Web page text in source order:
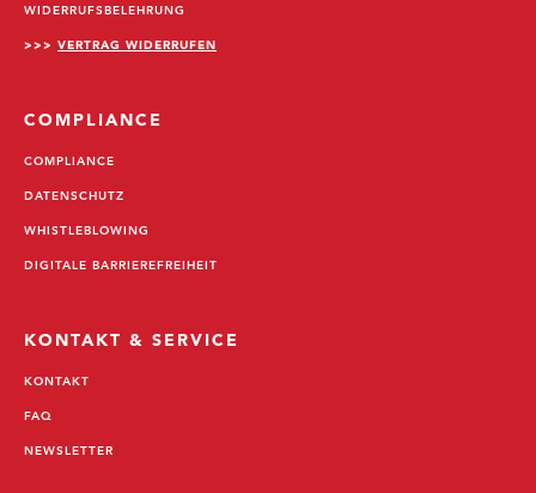
WIDERRUFSBELEHRUNG
>>> VERTRAG WIDERRUFEN
COMPLIANCE
COMPLIANCE
DATENSCHUTZ
WHISTLEBLOWING
DIGITALE BARRIEREFREIHEIT
KONTAKT & SERVICE
KONTAKT
FAQ
NEWSLETTER